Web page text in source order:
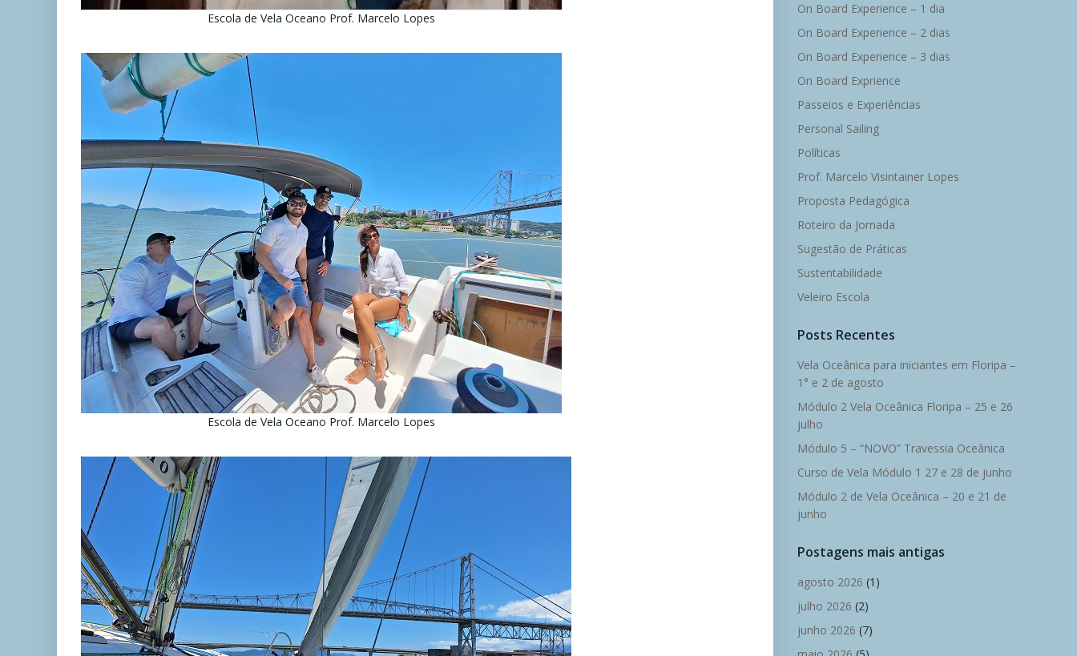
Escola de Vela Oceano Prof. Marcelo Lopes
Escola de Vela Oceano Prof. Marcelo Lopes
On Board Experience – 1 dia
On Board Experience – 2 dias
On Board Experience – 3 dias
On Board Exprience
Passeios e Experiências
Personal Sailing
Políticas
Prof. Marcelo Visintainer Lopes
Proposta Pedagógica
Roteiro da Jornada
Sugestão de Práticas
Sustentabilidade
Veleiro Escola
Posts Recentes
Vela Oceânica para iniciantes em Floripa –
1° e 2 de agosto
Módulo 2 Vela Oceânica Floripa – 25 e 26
julho
Módulo 5 – “NOVO” Travessia Oceânica
Curso de Vela Módulo 1 27 e 28 de junho
Módulo 2 de Vela Oceânica – 20 e 21 de
junho
Postagens mais antigas
agosto 2026 (1)
julho 2026 (2)
junho 2026 (7)